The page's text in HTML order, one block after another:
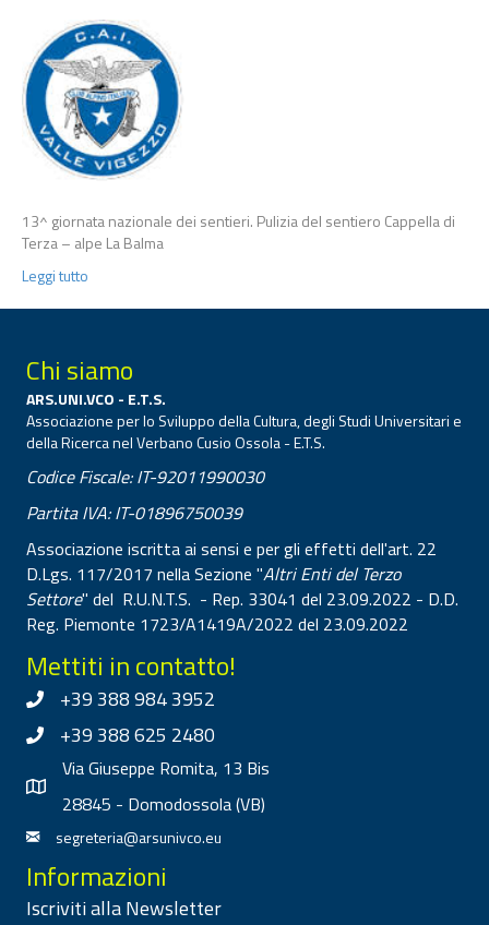
13^ giornata nazionale dei sentieri. Pulizia del sentiero Cappella di
Terza – alpe La Balma
Leggi tutto
Chi siamo
ARS.UNI.VCO - E.T.S.
Associazione per lo Sviluppo della Cultura, degli Studi Universitari e
della Ricerca nel Verbano Cusio Ossola - E.T.S.
Codice Fiscale: IT-92011990030
Partita IVA: IT-01896750039
Associazione iscritta ai sensi e per gli effetti dell'art. 22
D.Lgs. 117/2017 nella Sezione "Altri Enti del Terzo
Settore" del R.U.N.T.S. - Rep. 33041 del 23.09.2022 - D.D.
Reg. Piemonte 1723/A1419A/2022 del 23.09.2022
Mettiti in contatto!
+39 388 984 3952
+39 388 625 2480
Via Giuseppe Romita, 13 Bis
28845 - Domodossola (VB)
segreteria@arsunivco.eu
Informazioni
Iscriviti alla Newsletter